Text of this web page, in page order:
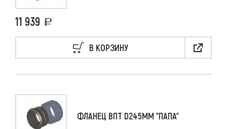
11 939
В КОРЗИНУ
ФЛАНЕЦ ВПТ D245ММ "ПАПА"